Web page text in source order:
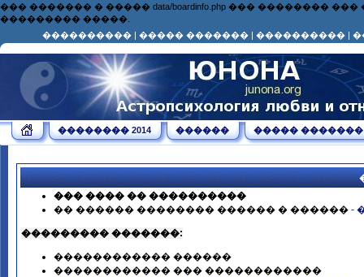
��� ������� � ����� data/boardinfo.php ���
��������� �����.
���������� | ����� ������� | ���������� |
�������� 2014 ������ ����� �������
��� ���� �� ����������
�� ������ �������� ������ � ������ -
��������� �������:
������������ ������
������������ ��� ������������